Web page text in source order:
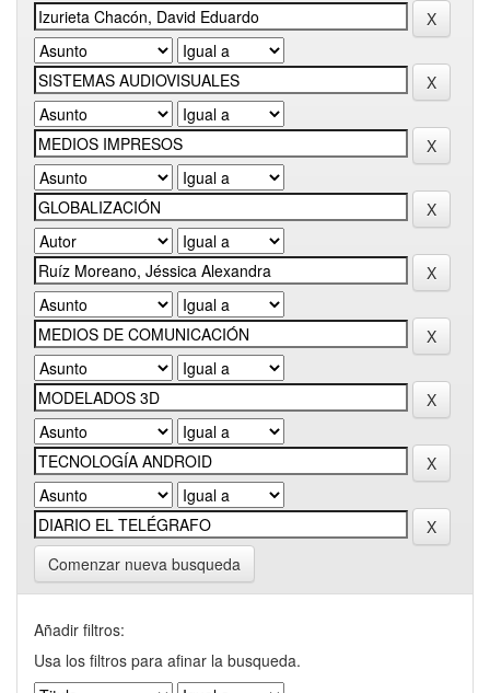
Comenzar nueva busqueda
Añadir filtros:
Usa los filtros para afinar la busqueda.